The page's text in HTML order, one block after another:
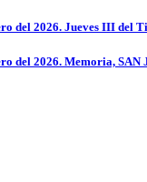
del 2026. Jueves III del
del 2026. Memoria, SAN